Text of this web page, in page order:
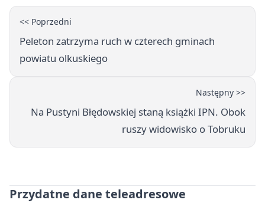
<< Poprzedni
Peleton zatrzyma ruch w czterech gminach
powiatu olkuskiego
Następny >>
Na Pustyni Błędowskiej staną książki IPN. Obok
ruszy widowisko o Tobruku
Przydatne dane teleadresowe